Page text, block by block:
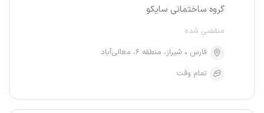
گروه ساختمانی سایکو
منقضی شده
فارس
شیراز، منطقه ۶، معالی‌آباد
تمام وقت